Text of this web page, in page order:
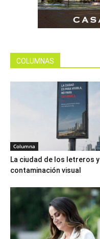
COLUMNAS
Columna
La ciudad de los letreros y
contaminación visual